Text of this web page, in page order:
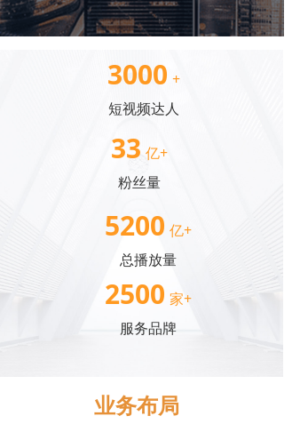
2500 家+
服务品牌
5200 亿+
总播放量
3000 +
短视频达人
33 亿+
粉丝量
业务布局